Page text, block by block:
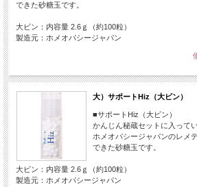
できた砂糖玉です。
大ビン：内容量 2.6ｇ（約100粒）
製造元：ホメオパシージャパン
大）サポートHiz（大ビン）
■サポートHiz（大ビン）
かんじん秘蔵セットに入って
ホメオパシージャパンのレメ
できた砂糖玉です。
大ビン：内容量 2.6ｇ（約100粒）
製造元：ホメオパシージャパン